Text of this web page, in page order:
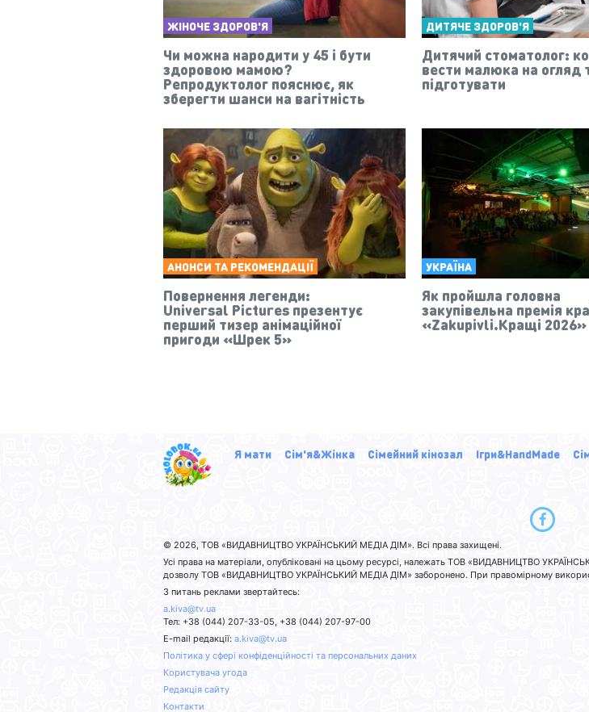
ЖІНОЧЕ ЗДОРОВ'Я
Чи можна народити у 45 і бути
здоровою мамою?
Репродуктолог пояснює, як
зберегти шанси на вагітність
ДИТЯЧЕ ЗДОРОВ'Я
Дитячий стоматолог:
вести малюка на огляд
підготувати
АНОНСИ ТА РЕКОМЕНДАЦІЇ
Повернення легенди:
Universal Pictures презентує
перший тизер анімаційної
пригоди «Шрек 5»
УКРАЇНА
Як пройшла головна
закупівельна премія
«Zakupivli.Кращі 2026»
Я мати Сім'я&Жінка Сімейний кінозал Ігри&HandMade
© 2026, ТОВ «ВИДАВНИЦТВО УКРАЇНСЬКИЙ МЕДІА ДІМ». Всі права захищені.
Усі права на матеріали, опубліковані на цьому ресурсі, належать ТОВ «ВИДАВНИЦТВО
дозволу ТОВ «ВИДАВНИЦТВО УКРАЇНСЬКИЙ МЕДІА ДІМ» заборонено. При правомірному
З питань реклами звертайтесь:
a.kiva@tv.ua
Тел: +38 (044) 207-33-05, +38 (044) 207-97-00
E-mail редакції: a.kiva@tv.ua
Політика у сфері конфіденційності та персональних даних
Користувача угода
Редакція сайту
Контакти